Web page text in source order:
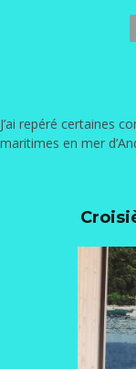
J’ai repéré certaines
maritimes en mer